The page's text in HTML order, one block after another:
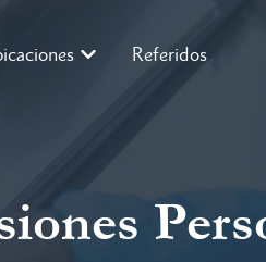
Referidos